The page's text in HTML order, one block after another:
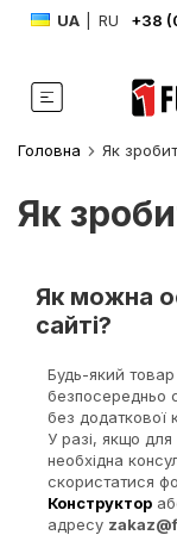
UA RU +38
Головна Як
Як
Як можна
сайті?
Будь-який
безпосередньо
без додаткової
У разі, якщо
необхідна
скористатися
Конструктор
адресу